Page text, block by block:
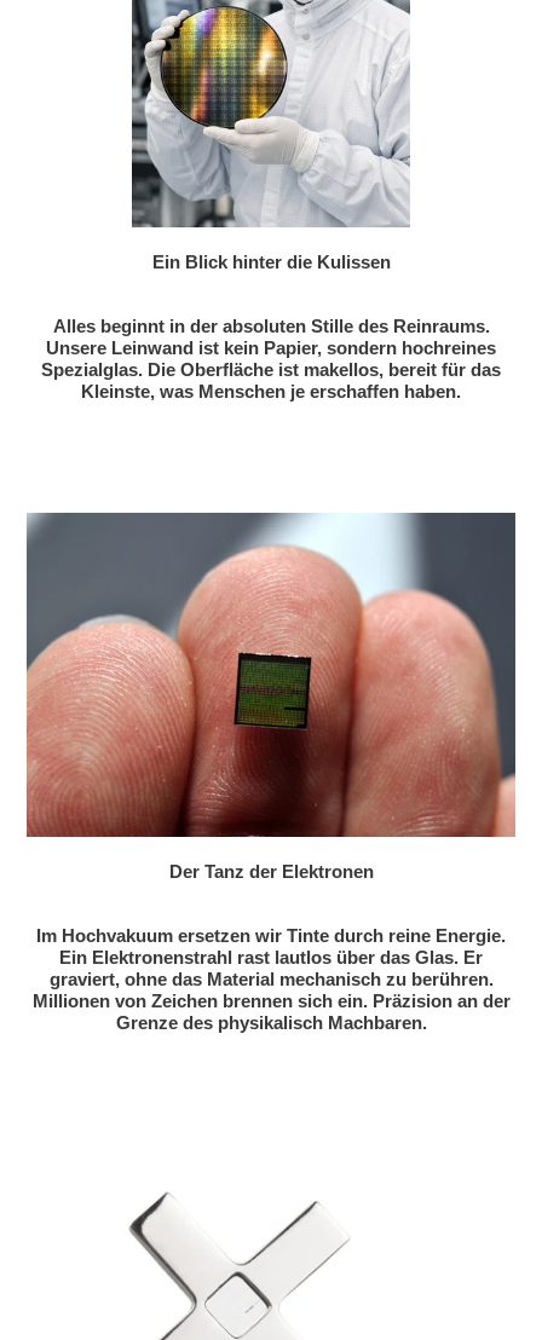
Ein Blick hinter die Kulissen
Alles beginnt in der absoluten Stille des Reinraums.
Unsere Leinwand ist kein Papier, sondern hochreines
Spezialglas. Die Oberfläche ist makellos, bereit für das
Kleinste, was Menschen je erschaffen haben.
Der Tanz der Elektronen
Im Hochvakuum ersetzen wir Tinte durch reine Energie.
Ein Elektronenstrahl rast lautlos über das Glas. Er
graviert, ohne das Material mechanisch zu berühren.
Millionen von Zeichen brennen sich ein. Präzision an der
Grenze des physikalisch Machbaren.